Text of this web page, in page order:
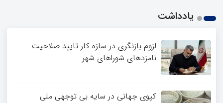
یادداشت
لزوم بازنگری در سازه کار تایید صلاحیت
نامزدهای شوراهای شهر
کپوی جهانی در سایه بی توجهی ملی